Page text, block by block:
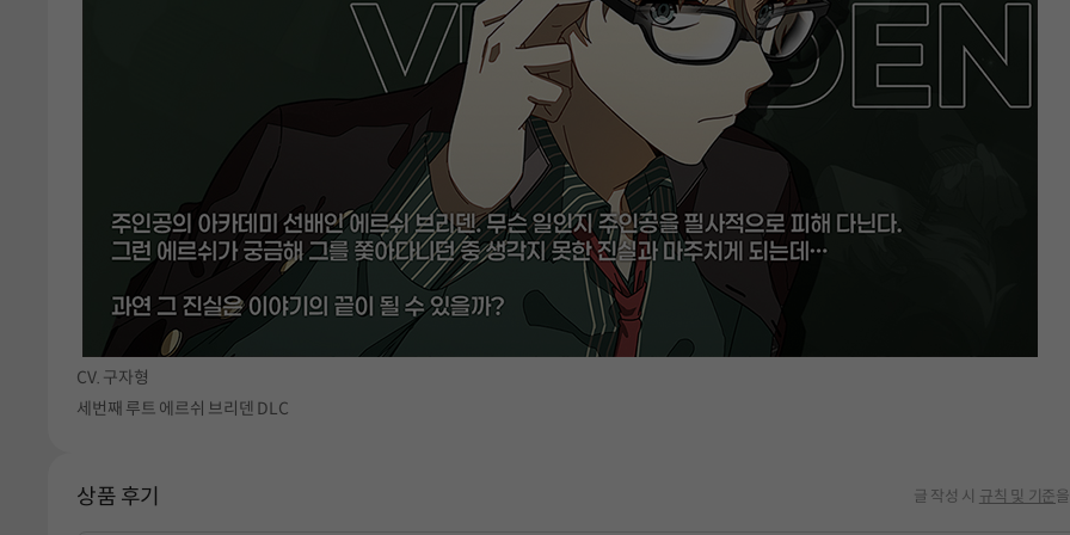
CV. 구자형
세번째 루트 에르쉬 브리덴 DLC
상품 후기 글 작성 시 규칙 및 기준